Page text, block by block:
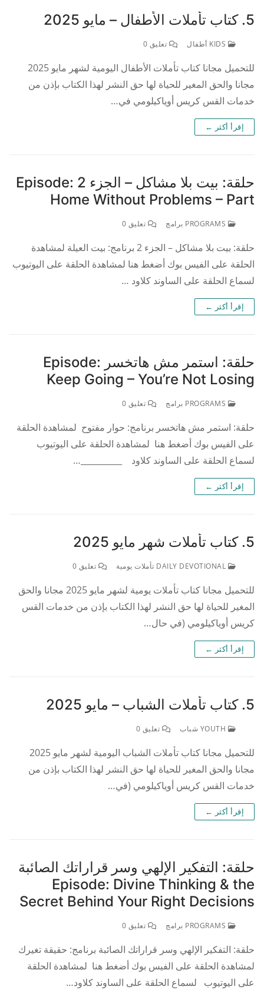
5. كتاب تأملات الأطفال – مايو 2025
تعليق 0
مجانا والحق المغير للحياة لها حق النشر لهذا الكتاب بإذن من
خدمات القس كريس أوياكيلومي في…
إقرأ أكثر ←
حلقة: بيت بلا مشاكل – الجزء 2 Episode:
Home Without Problems – Part
تعليق 0
حلقة: بيت بلا مشاكل – الجزء 2 برنامج: بيت العيلة لمشاهدة
الحلقة على الفيس بوك أضغط هنا لمشاهدة الحلقة على اليوتيوب
لسماع الحلقة على الساوند كلاود …
إقرأ أكثر ←
حلقة: استمر مش هاتخسر Episode:
Keep Going – You’re Not Losing
تعليق 0
حلقة: استمر مش هاتخسر برنامج: حوار مفتوح لمشاهدة الحلقة
على الفيس بوك أضغط هنا لمشاهدة الحلقة على اليوتيوب
لسماع الحلقة على الساوند كلاود __________…
إقرأ أكثر ←
5. كتاب تأملات شهر مايو 2025
تعليق 0
للتحميل مجانا كتاب تأملات يومية لشهر مايو 2025 مجانا والحق
المغير للحياة لها حق النشر لهذا الكتاب بإذن من خدمات القس
كريس أوياكيلومي (في حال…
إقرأ أكثر ←
5. كتاب تأملات الشباب – مايو 2025
تعليق 0
للتحميل مجانا كتاب تأملات الشباب اليومية لشهر مايو 2025
مجانا والحق المغير للحياة لها حق النشر لهذا الكتاب بإذن من
خدمات القس كريس أوياكيلومي (في…
إقرأ أكثر ←
حلقة: التفكير الإلهي وسر قراراتك الصائبة
Episode: Divine Thinking & the
Secret Behind Your Right Decisions
تعليق 0
حلقة: التفكير الإلهي وسر قراراتك الصائبة برنامج: حقيقة تغيرك
لمشاهدة الحلقة على الفيس بوك أضغط هنا لمشاهدة الحلقة
على اليوتيوب لسماع الحلقة على الساوند كلاود…